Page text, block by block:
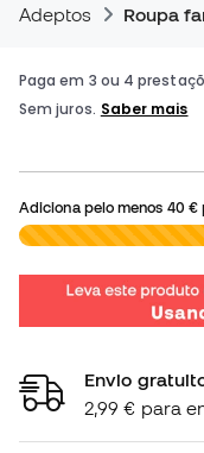
Adeptos Roupa
Adiciona pelo menos 40 €
0,00 €
Envio
2,99 € para